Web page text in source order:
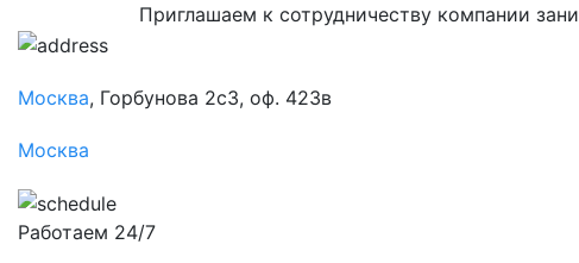
Приглашаем к сотрудничеству компании
Москва, Горбунова 2с3, оф. 423в
Москва
Работаем 24/7